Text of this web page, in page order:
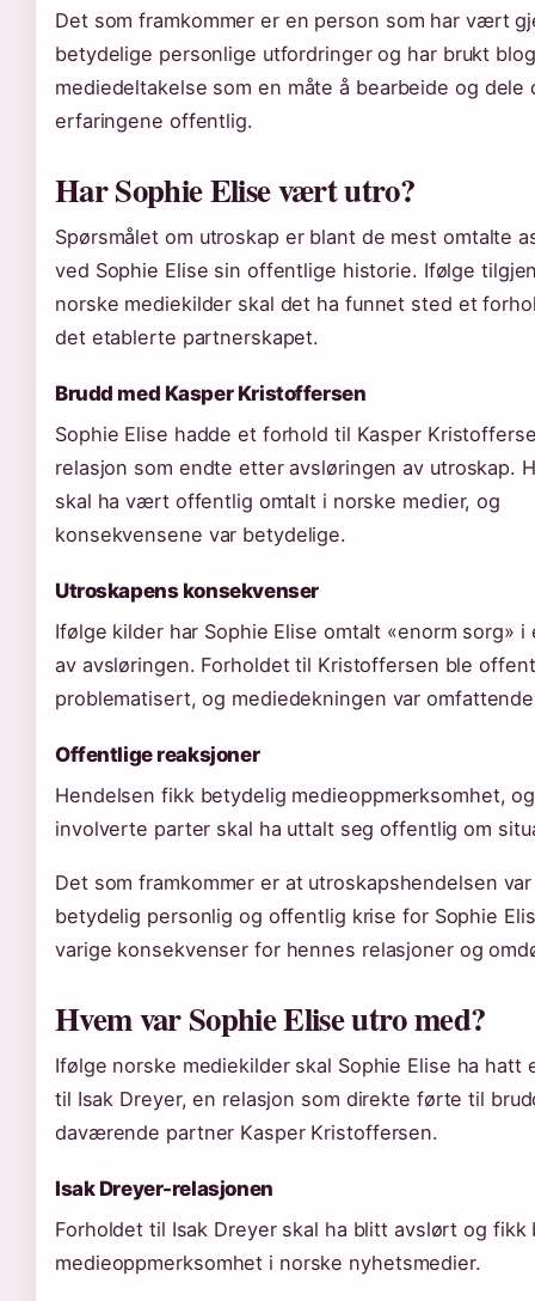
Det som framkommer er en person som har vært
betydelige personlige utfordringer og har brukt
mediedeltakelse som en måte å bearbeide og dele
erfaringene offentlig.
Har Sophie Elise vært utro?
Spørsmålet om utroskap er blant de mest omtalte
ved Sophie Elise sin offentlige historie. Ifølge
norske mediekilder skal det ha funnet sted et
det etablerte partnerskapet.
Brudd med Kasper Kristoffersen
Sophie Elise hadde et forhold til Kasper
relasjon som endte etter avsløringen av utroskap.
skal ha vært offentlig omtalt i norske medier, og
konsekvensene var betydelige.
Utroskapens konsekvenser
Ifølge kilder har Sophie Elise omtalt «enorm sorg» i
av avsløringen. Forholdet til Kristoffersen ble
problematisert, og mediedekningen var
Offentlige reaksjoner
Hendelsen fikk betydelig medieoppmerksomhet,
involverte parter skal ha uttalt seg offentlig om
Det som framkommer er at utroskapshendelsen
betydelig personlig og offentlig krise for Sophie
varige konsekvenser for hennes relasjoner og
Hvem var Sophie Elise utro med?
Ifølge norske mediekilder skal Sophie Elise ha hatt
til Isak Dreyer, en relasjon som direkte førte til
daværende partner Kasper Kristoffersen.
Isak Dreyer-relasjonen
Forholdet til Isak Dreyer skal ha blitt avslørt og fikk
medieoppmerksomhet i norske nyhetsmedier.